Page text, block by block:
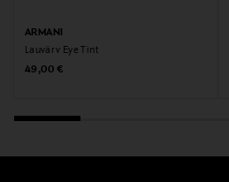
Tootja
Loreal Finland Oy
ARMANI
Lauvärv Eye Tint
Original Price
49,00 €